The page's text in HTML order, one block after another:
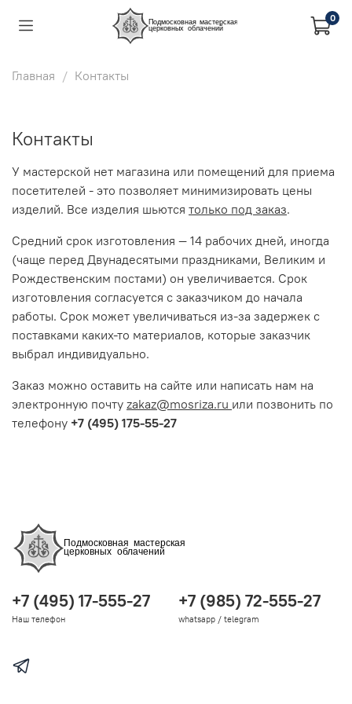
0
Главная Контакты
Контакты
У мастерской нет магазина или помещений для приема
посетителей - это позволяет минимизировать цены
изделий. Все изделия шьются только под заказ.
Средний срок изготовления — 14 рабочих дней, иногда
(чаще перед Двунадесятыми праздниками, Великим и
Рождественским постами) он увеличивается. Срок
изготовления согласуется с заказчиком до начала
работы. Срок может увеличиваться из-за задержек с
поставками каких-то материалов, которые заказчик
выбрал индивидуально.
Заказ можно оставить на сайте или написать нам на
электронную почту zakaz@mosriza.ru или позвонить по
телефону +7 (495) 175-55-27
+7 (495) 17-555-27
Наш телефон
+7 (985) 72-555-27
whatsapp / telegram